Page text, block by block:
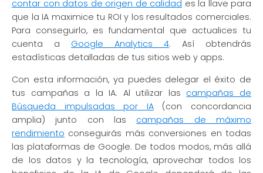
contar con datos de origen de calidad es la llave para
que la IA maximice tu ROI y los resultados comerciales.
Para conseguirlo, es fundamental que actualices tu
cuenta a Google Analytics 4. Así obtendrás
estadísticas detalladas de tus sitios web y apps.
Con esta información, ya puedes delegar el éxito de
tus campañas a la IA. Al utilizar las campañas de
Búsqueda impulsadas por IA(con concordancia
amplia) junto con las campañas de máximo
rendimiento conseguirás más conversiones en todas
las plataformas de Google. De todos modos, más allá
de los datos y la tecnología, aprovechar todos los